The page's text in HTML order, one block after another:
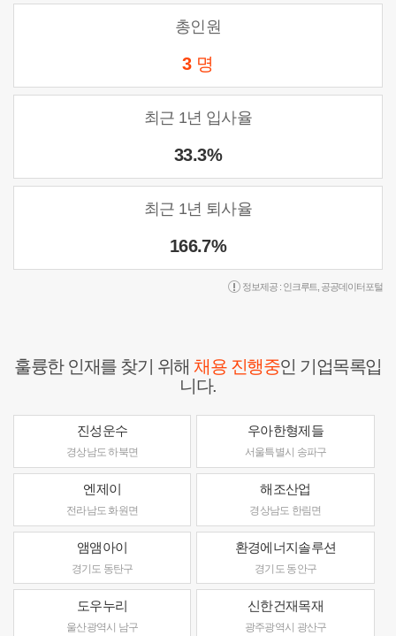
총인원
3 명
최근 1년 입사율
33.3%
최근 1년 퇴사율
166.7%
정보제공 : 인크루트 공공데이터포털
훌륭한 인재를 찾기 위해채용 진행중인 기업목록입
니다.
진성운수
경상남도 하북면
우아한형제들
서울특별시 송파구
엔제이
전라남도 화원면
해조산업
경상남도 한림면
앰앰아이
경기도 동탄구
환경에너지솔루션
경기도 동안구
도우누리
울산광역시 남구
신한건재목재
광주광역시 광산구